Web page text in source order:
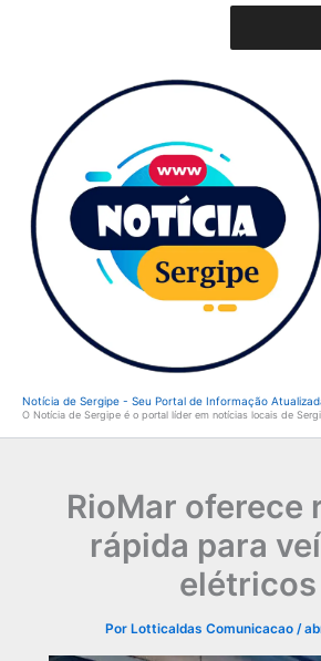
Notícia de Sergipe - Seu Portal de Informação
O Notícia de Sergipe é o portal líder em notícias locais de
RioMar oferece
rápida para
elétricos
Por Lotticaldas Comunicacao /